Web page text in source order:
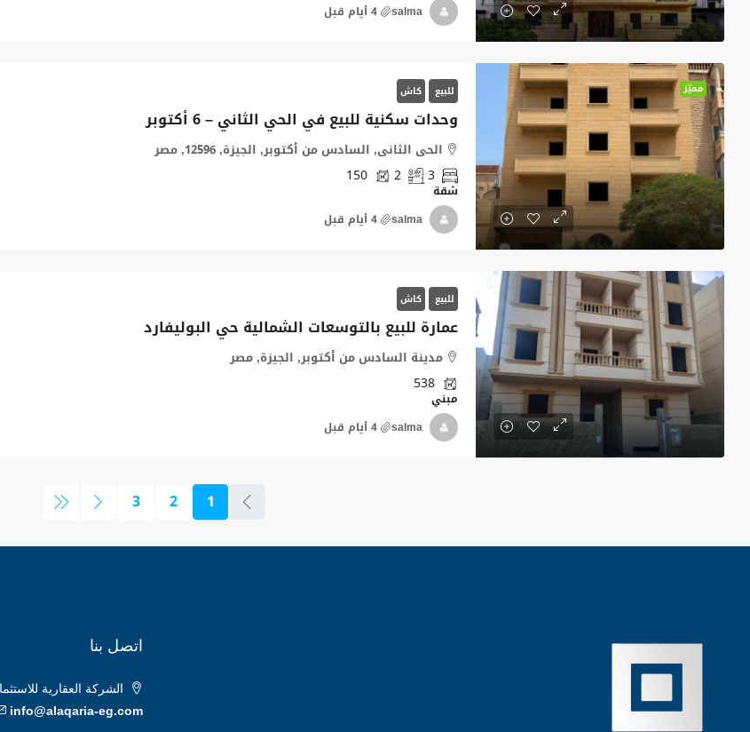
salma
مميّز للبيع كاش
وحدات سكنية للبيع في الحي الثاني – 6 أكتوبر
الحى الثانى, السادس من أكتوبر, الجيزة, 12596, مصر
3
2
150
شقة
salma
للبيع كاش
عمارة للبيع بالتوسعات الشمالية حي البوليفارد
مدينة السادس من أكتوبر, الجيزة, مصر
538
مبني
salma
1
2
3
اتصل بنا
الشركة العقارية للاستثمار والتشيد والبناء، فيلا
info@alaqaria-eg.com